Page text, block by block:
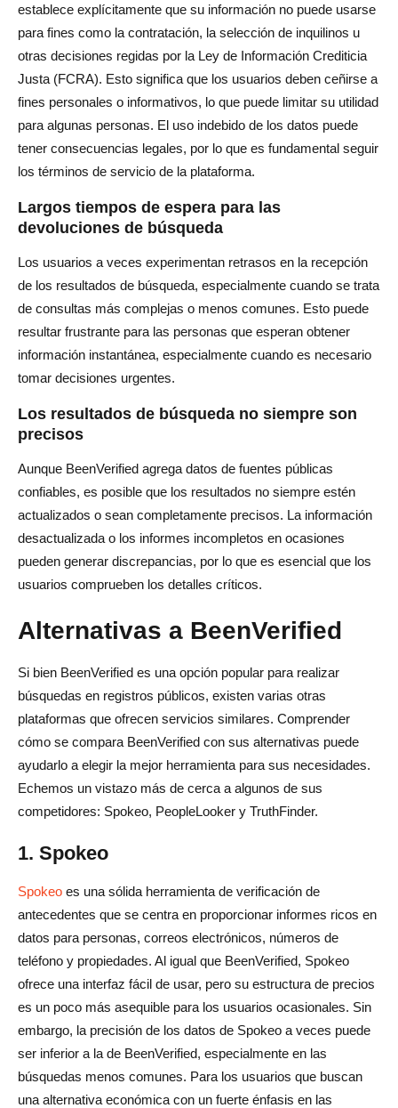
establece explícitamente que su información no puede usarse
para fines como la contratación, la selección de inquilinos u
otras decisiones regidas por la Ley de Información Crediticia
Justa (FCRA). Esto significa que los usuarios deben ceñirse a
fines personales o informativos, lo que puede limitar su utilidad
para algunas personas. El uso indebido de los datos puede
tener consecuencias legales, por lo que es fundamental seguir
los términos de servicio de la plataforma.
Largos tiempos de espera para las
devoluciones de búsqueda
Los usuarios a veces experimentan retrasos en la recepción
de los resultados de búsqueda, especialmente cuando se trata
de consultas más complejas o menos comunes. Esto puede
resultar frustrante para las personas que esperan obtener
información instantánea, especialmente cuando es necesario
tomar decisiones urgentes.
Los resultados de búsqueda no siempre son
precisos
Aunque BeenVerified agrega datos de fuentes públicas
confiables, es posible que los resultados no siempre estén
actualizados o sean completamente precisos. La información
desactualizada o los informes incompletos en ocasiones
pueden generar discrepancias, por lo que es esencial que los
usuarios comprueben los detalles críticos.
Alternativas a BeenVerified
Si bien BeenVerified es una opción popular para realizar
búsquedas en registros públicos, existen varias otras
plataformas que ofrecen servicios similares. Comprender
cómo se compara BeenVerified con sus alternativas puede
ayudarlo a elegir la mejor herramienta para sus necesidades.
Echemos un vistazo más de cerca a algunos de sus
competidores: Spokeo, PeopleLooker y TruthFinder.
1. Spokeo
Spokeo es una sólida herramienta de verificación de
antecedentes que se centra en proporcionar informes ricos en
datos para personas, correos electrónicos, números de
teléfono y propiedades. Al igual que BeenVerified, Spokeo
ofrece una interfaz fácil de usar, pero su estructura de precios
es un poco más asequible para los usuarios ocasionales. Sin
embargo, la precisión de los datos de Spokeo a veces puede
ser inferior a la de BeenVerified, especialmente en las
búsquedas menos comunes. Para los usuarios que buscan
una alternativa económica con un fuerte énfasis en las